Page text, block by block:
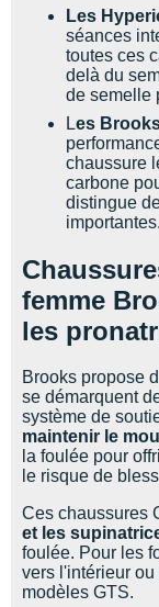
Les
séances
toutes ces
delà du
de semelle
Les
chaussure
carbone
distingue
importantes.
femme
les
Brooks propose
se démarquent
système de
maintenir le
la foulée pour
le risque de
Ces chaussures
et les
foulée. Pour les
vers l'intérieur
modèles GTS.